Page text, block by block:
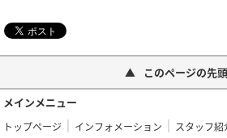
このページの先
メインメニュー
トップページ インフォメーション スタッフ紹